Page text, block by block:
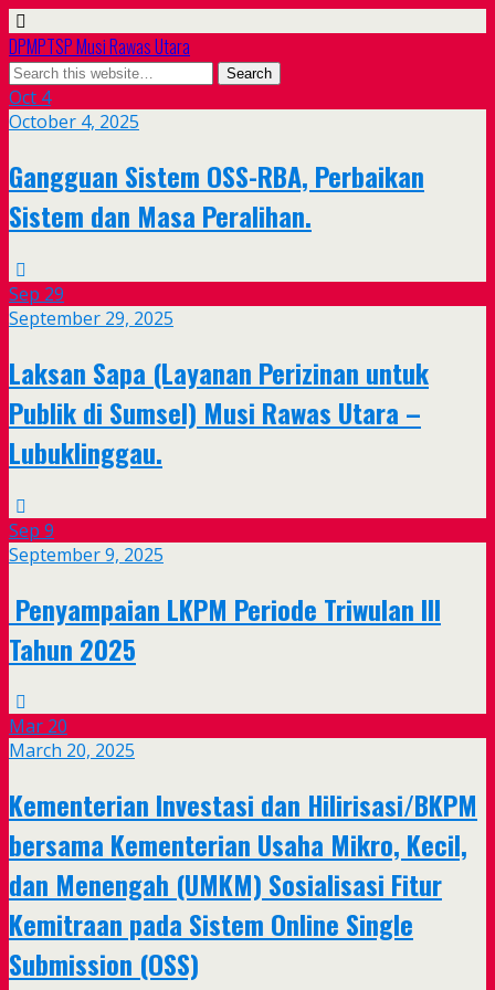
DPMPTSP Musi Rawas Utara
Oct 4
October 4, 2025
Gangguan Sistem OSS-RBA, Perbaikan
Sistem dan Masa Peralihan.
Sep 29
September 29, 2025
Laksan Sapa (Layanan Perizinan untuk
Publik di Sumsel) Musi Rawas Utara –
Lubuklinggau.
Sep 9
September 9, 2025
Penyampaian LKPM Periode Triwulan III
Tahun 2025
Mar 20
March 20, 2025
Kementerian Investasi dan Hilirisasi/BKPM
bersama Kementerian Usaha Mikro, Kecil,
dan Menengah (UMKM) Sosialisasi Fitur
Kemitraan pada Sistem Online Single
Submission (OSS)